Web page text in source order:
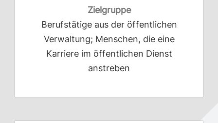
Zielgruppe
Berufstätige aus der öffentlichen
Verwaltung; Menschen, die eine
Karriere im öffentlichen Dienst
anstreben